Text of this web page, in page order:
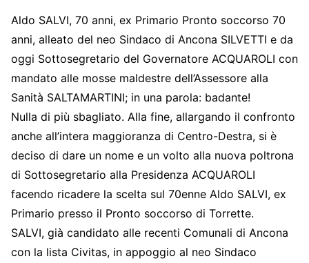
Aldo SALVI, 70 anni, ex Primario Pronto soccorso 70
anni, alleato del neo Sindaco di Ancona SILVETTI e da
oggi Sottosegretario del Governatore ACQUAROLI con
mandato alle mosse maldestre dell’Assessore alla
Sanità SALTAMARTINI; in una parola: badante!
Nulla di più sbagliato. Alla fine, allargando il confronto
anche all’intera maggioranza di Centro-Destra, si è
deciso di dare un nome e un volto alla nuova poltrona
di Sottosegretario alla Presidenza ACQUAROLI
facendo ricadere la scelta sul 70enne Aldo SALVI, ex
Primario presso il Pronto soccorso di Torrette.
SALVI, già candidato alle recenti Comunali di Ancona
con la lista Civitas, in appoggio al neo Sindaco